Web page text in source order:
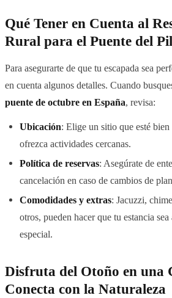
Qué Tener en Cuenta al
Rural para el Puente del
Para asegurarte de que tu escapada sea
en cuenta algunos detalles. Cuando
puente de octubre en España, revisa:
Ubicación: Elige un sitio que esté
ofrezca actividades cercanas.
Política de reservas: Asegúrate de
cancelación en caso de cambios de
Comodidades y extras: Jacuzzi,
otros, pueden hacer que tu estancia
especial.
Disfruta del Otoño en una
Conecta con la Naturaleza